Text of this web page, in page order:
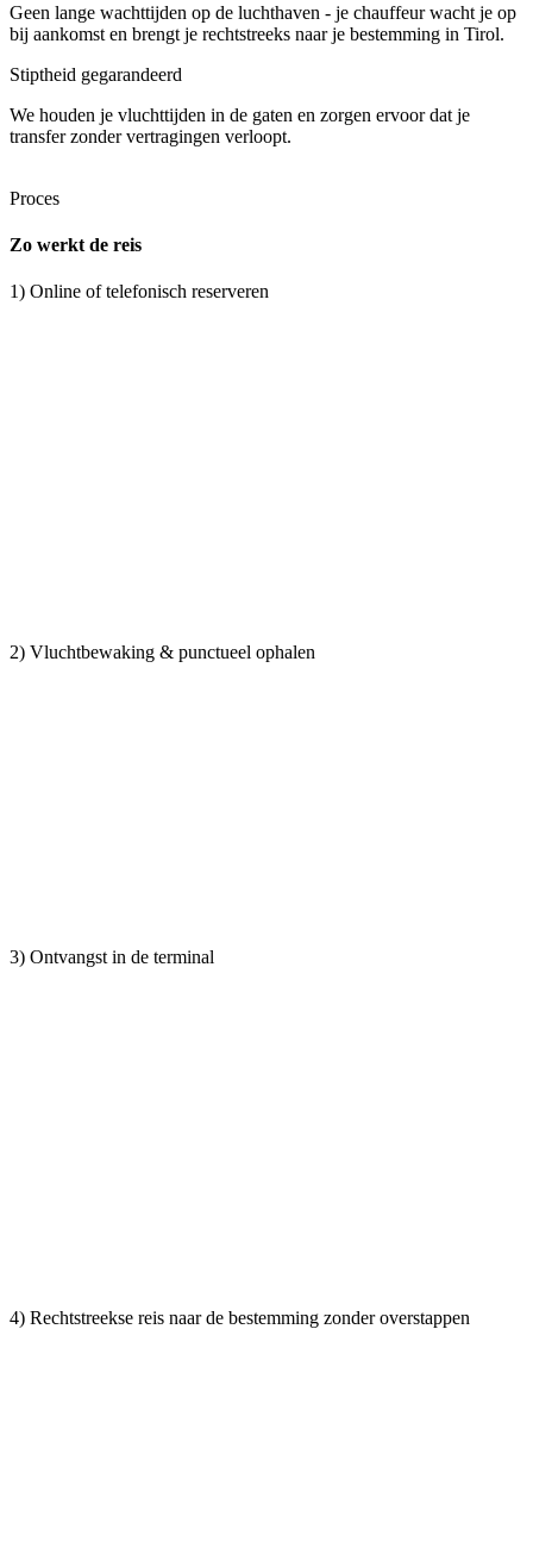
Geen lange wachttijden op de luchthaven - je chauffeur wacht je op
bij aankomst en brengt je rechtstreeks naar je bestemming in Tirol.
Stiptheid gegarandeerd
We houden je vluchttijden in de gaten en zorgen ervoor dat je
transfer zonder vertragingen verloopt.
Proces
Zo werkt de reis
1) Online of telefonisch reserveren
2) Vluchtbewaking & punctueel ophalen
3) Ontvangst in de terminal
4) Rechtstreekse reis naar de bestemming zonder overstappen